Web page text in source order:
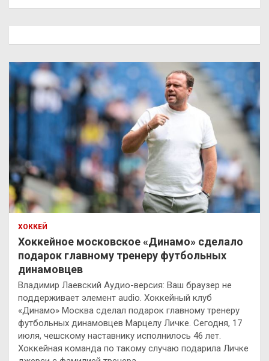
ХОККЕЙ
Хоккейное московское «Динамо» сделало
подарок главному тренеру футбольных
динамовцев
Владимир Лаевский Аудио-версия: Ваш браузер не
поддерживает элемент audio. Хоккейный клуб
«Динамо» Москва сделал подарок главному тренеру
футбольных динамовцев Марцелу Личке. Сегодня, 17
июля, чешскому наставнику исполнилось 46 лет.
Хоккейная команда по такому случаю подарила Личке